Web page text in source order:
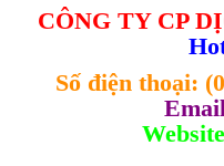
CÔNG TY CP
Số điện thoại: